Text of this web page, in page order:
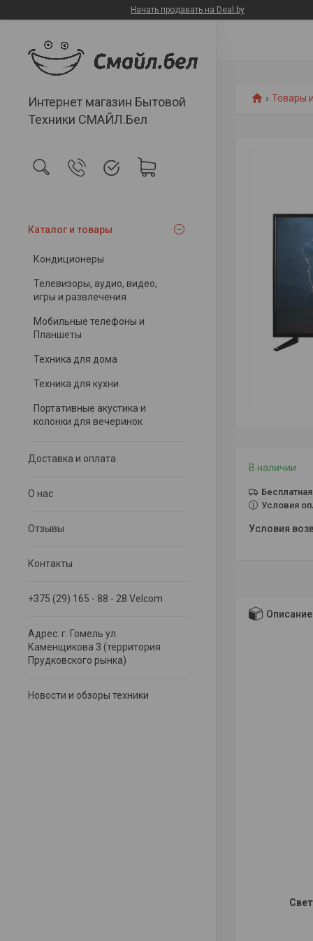
Начать продавать на Deal.by
Интернет магазин Бытовой
Техники СМАЙЛ.Бел
Каталог и товары
Кондиционеры
Телевизоры, аудио, видео,
игры и развлечения
Мобильные телефоны и
Планшеты
Техника для дома
Техника для кухни
Портативные акустика и
колонки для вечеринок
Доставка и оплата
О нас
Отзывы
Контакты
+375 (29) 165 - 88 - 28 Velcom
Адрес: г. Гомель ул.
Каменщикова 3 (территория
Прудковского рынка)
Новости и обзоры техники
Товары
В наличии
Условия
Описание